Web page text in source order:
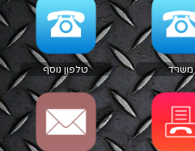
משרד טלפון נוסף